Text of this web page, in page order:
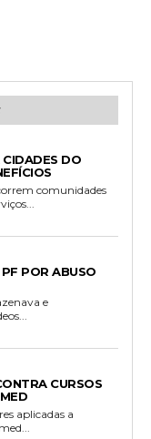
DO
comunidades
POR ABUSO
e
CURSOS
aplicadas a